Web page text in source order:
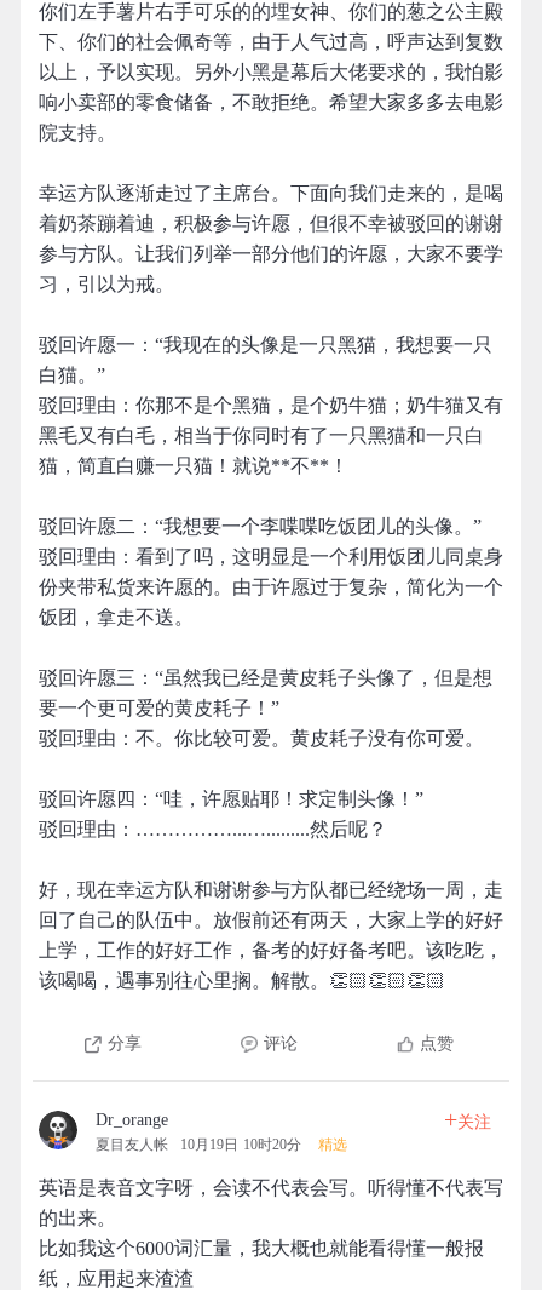
你们左手薯片右手可乐的的埋女神、你们的葱之公主殿
下、你们的社会佩奇等，由于人气过高，呼声达到复数
以上，予以实现。另外小黑是幕后大佬要求的，我怕影
响小卖部的零食储备，不敢拒绝。希望大家多多去电影
院支持。
幸运方队逐渐走过了主席台。下面向我们走来的，是喝
着奶茶蹦着迪，积极参与许愿，但很不幸被驳回的谢谢
参与方队。让我们列举一部分他们的许愿，大家不要学
习，引以为戒。
驳回许愿一：“我现在的头像是一只黑猫，我想要一只
白猫。”
驳回理由：你那不是个黑猫，是个奶牛猫；奶牛猫又有
黑毛又有白毛，相当于你同时有了一只黑猫和一只白
猫，简直白赚一只猫！就说**不**！
驳回许愿二：“我想要一个李喋喋吃饭团儿的头像。”
驳回理由：看到了吗，这明显是一个利用饭团儿同桌身
份夹带私货来许愿的。由于许愿过于复杂，简化为一个
饭团，拿走不送。
驳回许愿三：“虽然我已经是黄皮耗子头像了，但是想
要一个更可爱的黄皮耗子！”
驳回理由：不。你比较可爱。黄皮耗子没有你可爱。
驳回许愿四：“哇，许愿贴耶！求定制头像！”
驳回理由：……………...….........然后呢？
好，现在幸运方队和谢谢参与方队都已经绕场一周，走
回了自己的队伍中。放假前还有两天，大家上学的好好
上学，工作的好好工作，备考的好好备考吧。该吃吃，
该喝喝，遇事别往心里搁。解散。👏🏻👏🏻👏🏻
分享 评论 点赞
Dr_orange
夏目友人帐 10月19日 10时20分 精选
+关注
英语是表音文字呀，会读不代表会写。听得懂不代表写
的出来。
比如我这个6000词汇量，我大概也就能看得懂一般报
纸，应用起来渣渣